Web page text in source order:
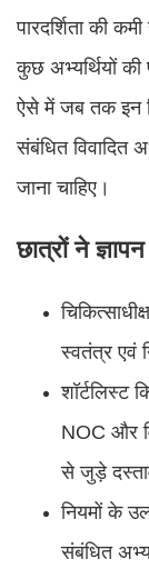
पारदर्शिता की
कुछ अभ्यर्थियों की
ऐसे में जब तक इन
संबंधित विवादित
जाना चाहिए।
छात्रों ने
स्वतंत्र एवं
शॉर्टलिस्ट
NOC और
से जुड़े
नियमों के
संबंधित